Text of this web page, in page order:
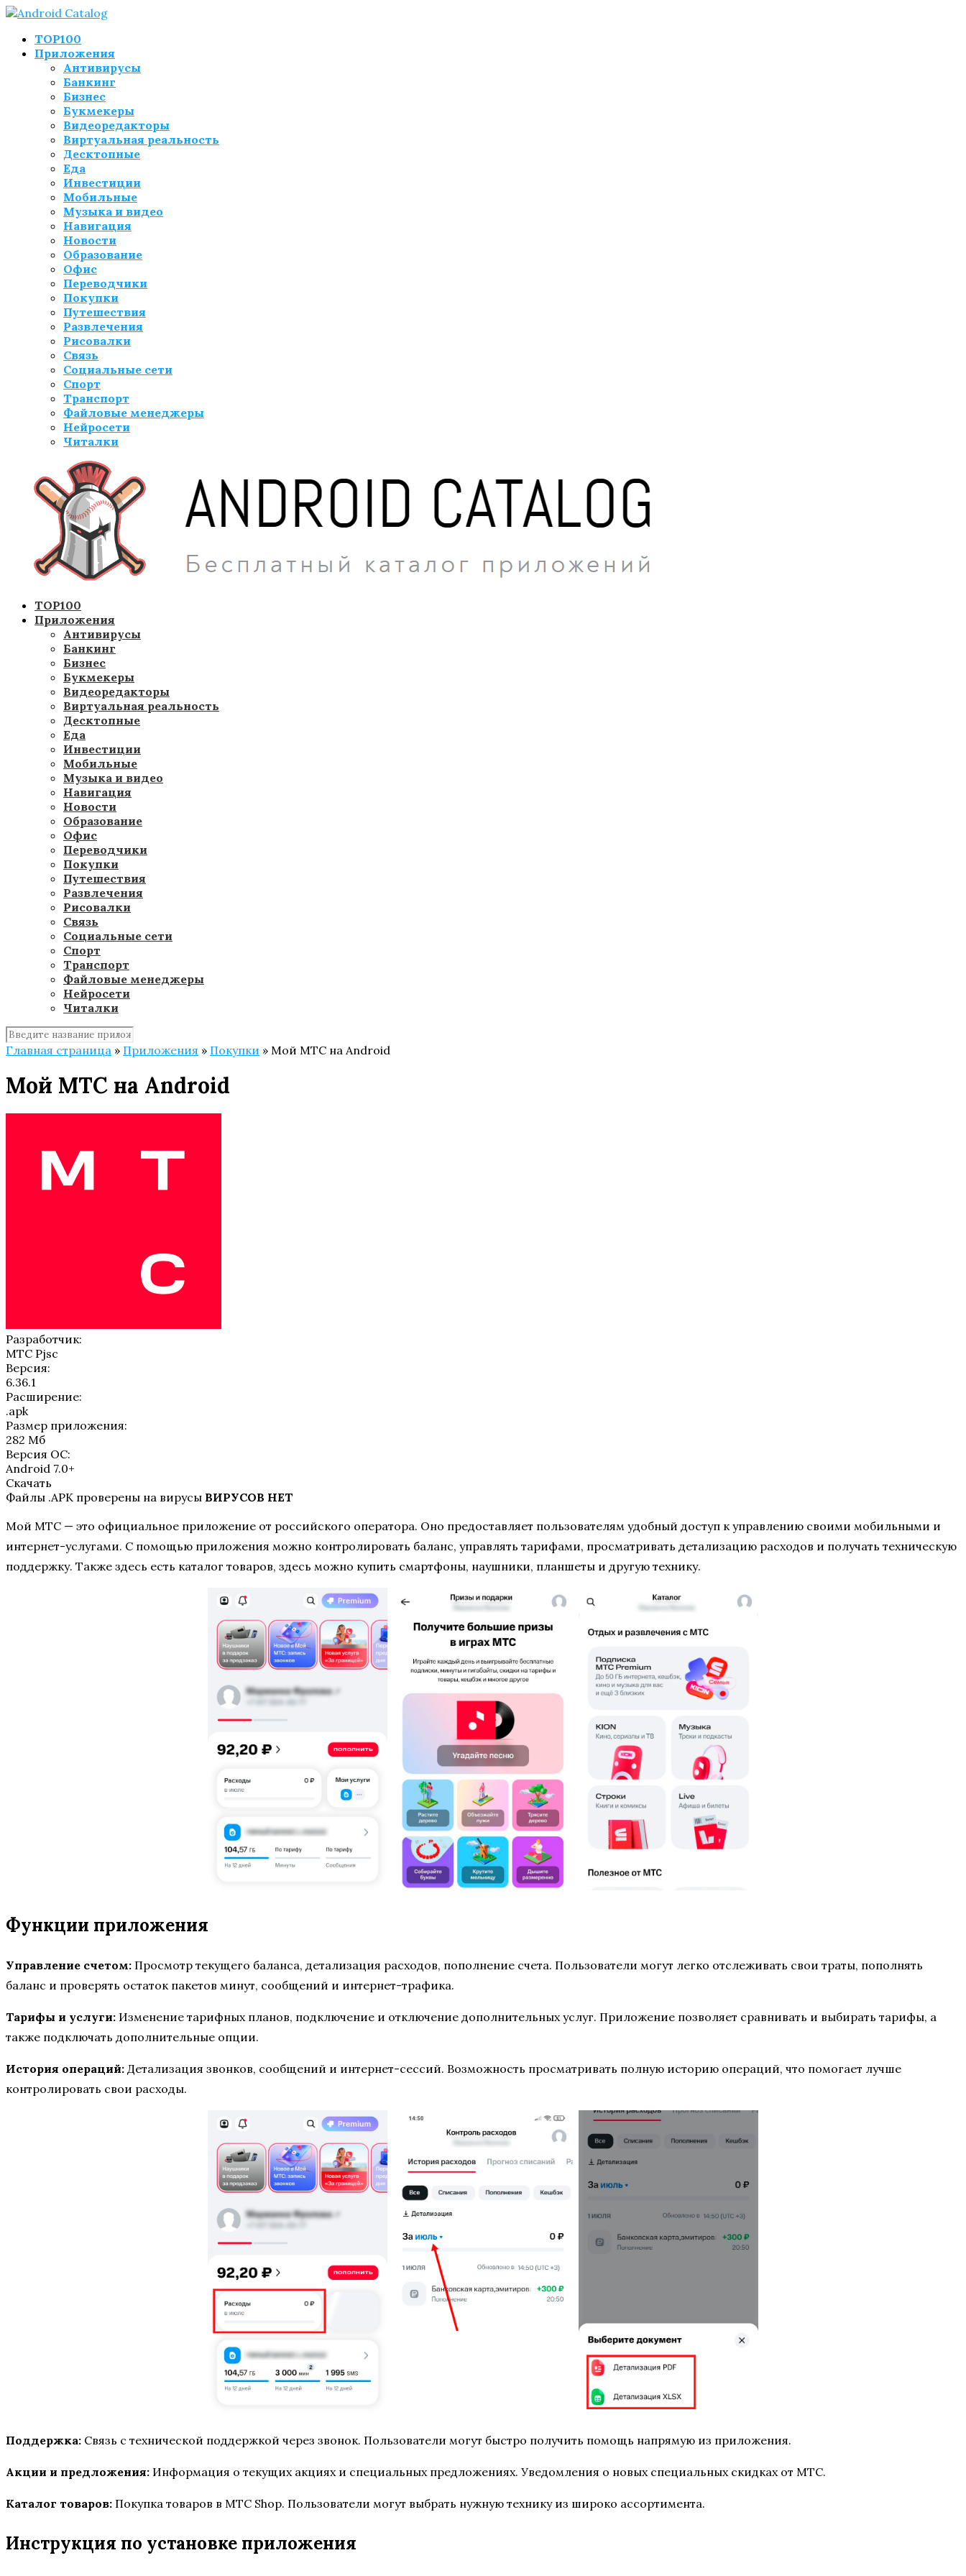
TOP100
Приложения
Антивирусы
Банкинг
Бизнес
Букмекеры
Видеоредакторы
Виртуальная реальность
Десктопные
Еда
Инвестиции
Мобильные
Музыка и видео
Навигация
Новости
Образование
Офис
Переводчики
Покупки
Путешествия
Развлечения
Рисовалки
Связь
Социальные сети
Спорт
Транспорт
Файловые менеджеры
Нейросети
Читалки
TOP100
Приложения
Антивирусы
Банкинг
Бизнес
Букмекеры
Видеоредакторы
Виртуальная реальность
Десктопные
Еда
Инвестиции
Мобильные
Музыка и видео
Навигация
Новости
Образование
Офис
Переводчики
Покупки
Путешествия
Развлечения
Рисовалки
Связь
Социальные сети
Спорт
Транспорт
Файловые менеджеры
Нейросети
Читалки
Главная страница » Приложения » Покупки » Мой МТС на Android
Мой МТС на Android
Разработчик:
МТС Pjsc
Версия:
6.36.1
Расширение:
.apk
Размер приложения:
282 Мб
Версия ОС:
Android 7.0+
Скачать
Файлы .APK проверены на вирусы ВИРУСОВ НЕТ
Мой МТС — это официальное приложение от российского оператора. Оно предоставляет пользователям удобный доступ к управлению своими мобильными и
интернет-услугами. С помощью приложения можно контролировать баланс, управлять тарифами, просматривать детализацию расходов и получать техническую
поддержку. Также здесь есть каталог товаров, здесь можно купить смартфоны, наушники, планшеты и другую технику.
Функции приложения
Управление счетом: Просмотр текущего баланса, детализация расходов, пополнение счета. Пользователи могут легко отслеживать свои траты, пополнять
баланс и проверять остаток пакетов минут, сообщений и интернет-трафика.
Тарифы и услуги: Изменение тарифных планов, подключение и отключение дополнительных услуг. Приложение позволяет сравнивать и выбирать тарифы, а
также подключать дополнительные опции.
История операций: Детализация звонков, сообщений и интернет-сессий. Возможность просматривать полную историю операций, что помогает лучше
контролировать свои расходы.
Поддержка: Связь с технической поддержкой через звонок. Пользователи могут быстро получить помощь напрямую из приложения.
Акции и предложения: Информация о текущих акциях и специальных предложениях. Уведомления о новых специальных скидках от МТС.
Каталог товаров: Покупка товаров в МТС Shop. Пользователи могут выбрать нужную технику из широко ассортимента.
Инструкция по установке приложения